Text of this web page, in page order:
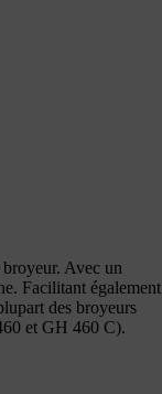
Avec un
Facilitant également
des broyeurs
et GH 460 C).